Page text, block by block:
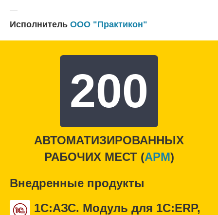
Исполнитель ООО "Практикон"
200
АВТОМАТИЗИРОВАННЫХ
РАБОЧИХ МЕСТ (APM)
Внедренные продукты
1С:АЗС. Модуль для 1С:ERP,